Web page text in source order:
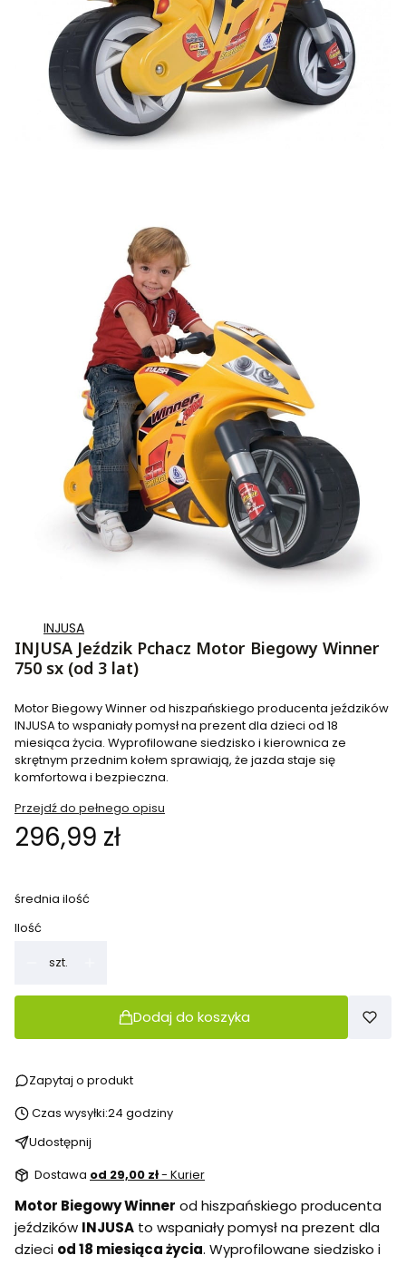
INJUSA
INJUSA Jeździk Pchacz Motor Biegowy Winner
750 sx (od 3 lat)
Motor Biegowy Winner od hiszpańskiego producenta jeździków
INJUSA to wspaniały pomysł na prezent dla dzieci od 18
miesiąca życia. Wyprofilowane siedzisko i kierownica ze
skrętnym przednim kołem sprawiają, że jazda staje się
komfortowa i bezpieczna.
Przejdź do pełnego opisu
Cena
296,99 zł
średnia ilość
Ilość
szt.
Dodaj do koszyka
Zapytaj o produkt
Czas wysyłki:24 godziny
Udostępnij
Dostawa od 29,00 zł- Kurier
Motor Biegowy Winner od hiszpańskiego producenta
jeździków INJUSA to wspaniały pomysł na prezent dla
dzieci od 18 miesiąca życia. Wyprofilowane siedzisko i